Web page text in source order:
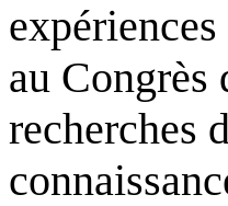
au Congrès
recherches